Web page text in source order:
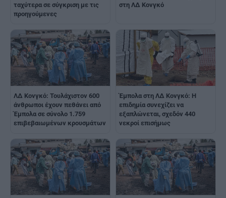
ταχύτερα σε σύγκριση με τις
προηγούμενες
στη ΛΔ Κονγκό
ΛΔ Κονγκό: Τουλάχιστον 600
άνθρωποι έχουν πεθάνει από
Έμπολα σε σύνολο 1.759
επιβεβαιωμένων κρουσμάτων
Έμπολα στη ΛΔ Κονγκό: Η
επιδημία συνεχίζει να
εξαπλώνεται, σχεδόν 440
νεκροί επισήμως